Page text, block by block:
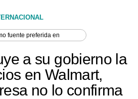
fuente preferida en
a su gobierno la
en Walmart,
no lo confirma